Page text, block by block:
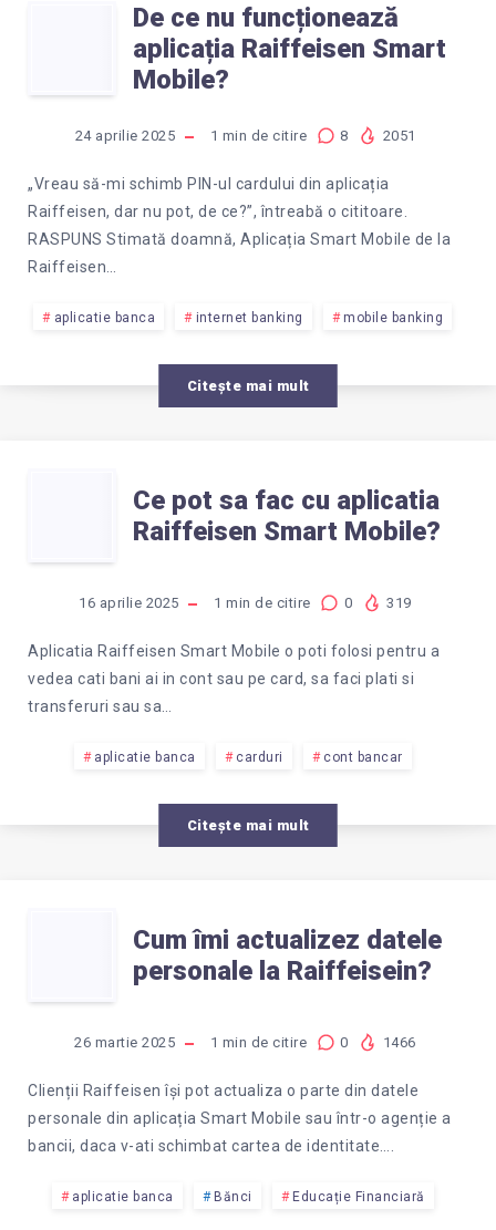
MAI
AM
NUMĂRUL
DE
TELEFON
VECHI?
CE
NU
FUNCȚIONEAZĂ
APLICAȚIA
RAIFFEISEN
SMART
MOBILE?
De ce nu funcționează
aplicația Raiffeisen Smart
Mobile?
24 aprilie 2025 1 min de citire 8 2051
„Vreau să-mi schimb PIN-ul cardului din aplicația
Raiffeisen, dar nu pot, de ce?”, întreabă o cititoare.
RASPUNS Stimată doamnă, Aplicația Smart Mobile de la
Raiffeisen…
aplicatie banca internet banking mobile banking
Citește mai mult
POT
SA
FAC
CU
APLICATIA
RAIFFEISEN
MOBILE?
Ce pot sa fac cu aplicatia
Raiffeisen Smart Mobile?
16 aprilie 2025 1 min de citire 0 319
Aplicatia Raiffeisen Smart Mobile o poti folosi pentru a
vedea cati bani ai in cont sau pe card, sa faci plati si
transferuri sau sa…
aplicatie banca carduri cont bancar
Citește mai mult
CUM
ÎMI
ACTUALIZEZ
DATELE
PERSONALE
Cum îmi actualizez datele
personale la Raiffeisein?
26 martie 2025 1 min de citire 0 1466
Clienții Raiffeisen își pot actualiza o parte din datele
personale din aplicația Smart Mobile sau într-o agenție a
bancii, daca v-ati schimbat cartea de identitate….
aplicatie banca Bănci Educație Financiară